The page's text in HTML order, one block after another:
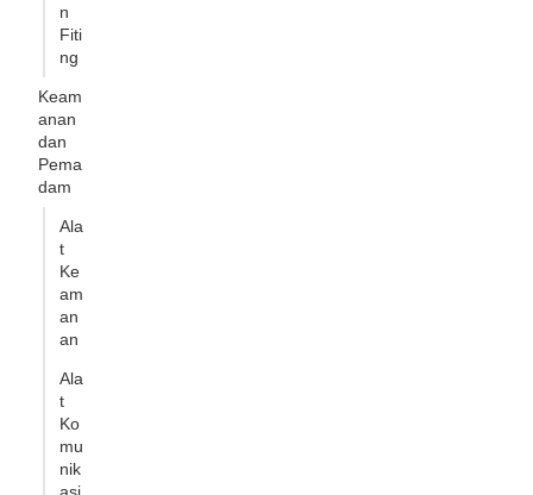
n
Fiti
ng
Keam
anan
dan
Pema
dam
Ala
t
Ke
am
an
an
Ala
t
Ko
mu
nik